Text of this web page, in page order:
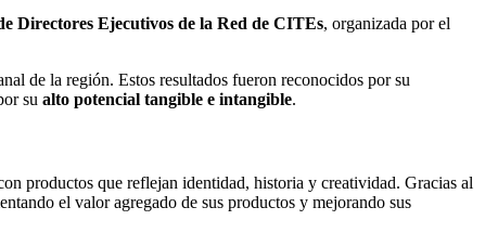
Directores Ejecutivos de la Red de CITEs, organizada por el
de la región. Estos resultados fueron reconocidos por su
su alto potencial tangible e intangible.
productos que reflejan identidad, historia y creatividad. Gracias al
el valor agregado de sus productos y mejorando sus